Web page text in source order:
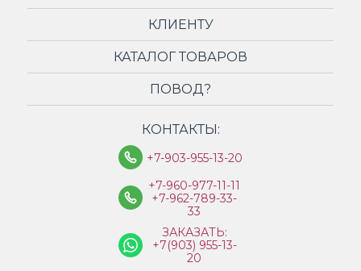
КЛИЕНТУ
КАТАЛОГ ТОВАРОВ
ПОВОД?
КОНТАКТЫ:
+7-903-955-13-20
+7-960-977-11-11
+7-962-789-33-
33
ЗАКАЗАТЬ:
+7(903) 955-13-
20